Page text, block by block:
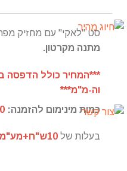
סט "לאקי" עם מחזיק
מתנה מקרטון.
***המחיר כולל
וה-מ"מ***
כמות מינימום להזמנה:
בעלות של